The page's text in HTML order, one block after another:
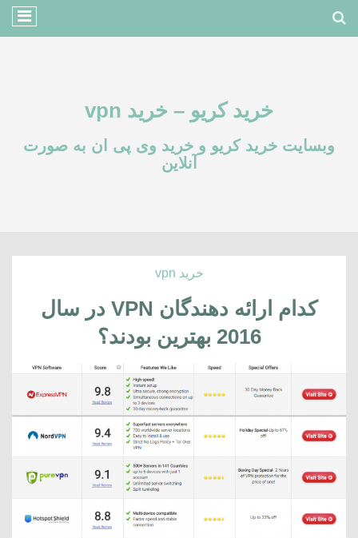
خرید کریو – خرید vpn
وبسایت خرید کریو و خرید وی پی ان به صورت
آنلاین
خرید vpn
کدام ارائه دهندگان VPN در سال
2016 بهترین بودند؟